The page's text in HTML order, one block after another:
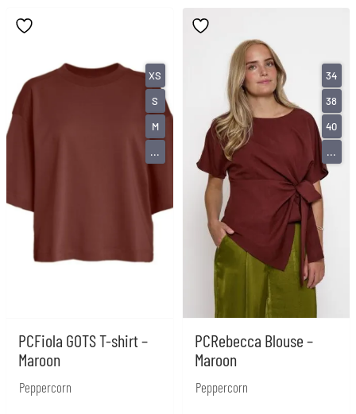
PCFiola GOTS T-shirt –
Maroon
Peppercorn
XS
S
M
...
PCRebecca Blouse –
Maroon
Peppercorn
34
38
40
...